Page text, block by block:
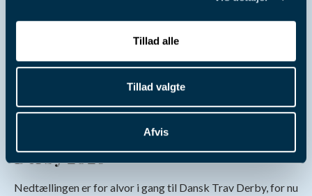
Tillad alle
Tillad valgte
Afvis
4. aug. 2026
Pointberegning til Dansk Trav
Derby 2026
Nedtællingen er for alvor i gang til Dansk Trav Derby, for nu